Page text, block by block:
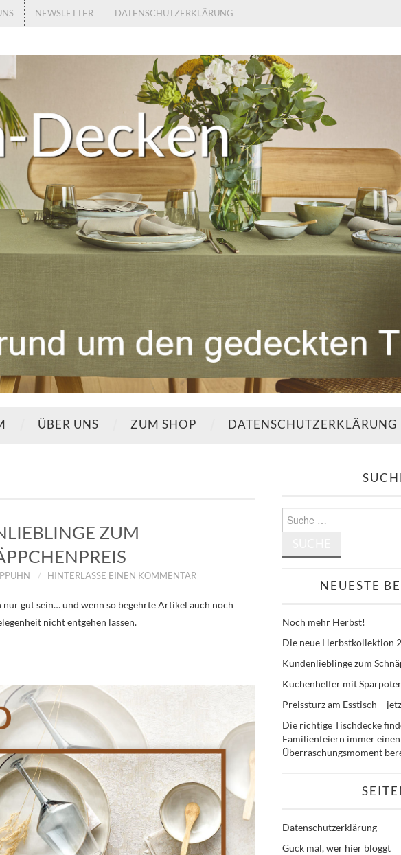
NEWSLETTER DATENSCHUTZERKLÄRUNG
ÜBER UNS ZUM SHOP DATENSCHUTZERKLÄRUNG
ZUM
HINTERLASSE EINEN KOMMENTAR
gut sein… und wenn so begehrte Artikel auch noch
nicht entgehen lassen.
Suche
nach:
NEUESTE
Noch mehr Herbst!
Die neue Herbstkollektion
Kundenlieblinge zum
Küchenhelfer mit
Preissturz am Esstisch –
Die richtige Tischdecke
Familienfeiern immer
Überraschungsmoment
Datenschutzerklärung
Guck mal, wer hier bloggt